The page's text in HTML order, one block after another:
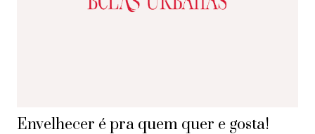
Envelhecer é pra quem quer e gosta!